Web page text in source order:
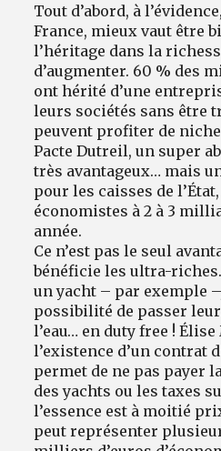
Tout d’abord, à
France, mieux vaut être
l’héritage dans la
d’augmenter. 60 % des
ont hérité d’une
leurs sociétés sans être
peuvent profiter de
Pacte Dutreil, un super
très avantageux… mais
pour les caisses de
économistes à 2 à 3
année.
Ce n’est pas le seul
bénéficie les ultra-
un yacht – par exemple
possibilité de passer
l’eau… en duty free !
l’existence d’un contrat
permet de ne pas payer
des yachts ou les taxes
l’essence est à moitié
peut représenter